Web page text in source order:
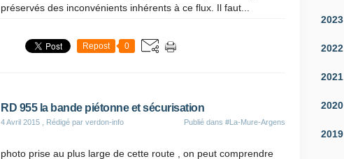
préservés des inconvénients inhérents à ce flux. Il faut...
Repost 0
RD 955 la bande piétonne et sécurisation
4 Avril 2015 , Rédigé par verdon-info Publié dans #La-Mure-Argens
photo prise au plus large de cette route , on peut comprendre
2023
2022
2021
2020
2019